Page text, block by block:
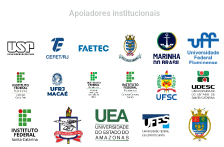
Apoiadores institucionais